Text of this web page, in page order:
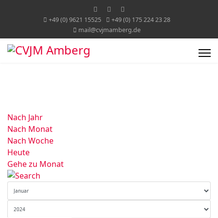
+49 (0) 9621 15525
+49 (0) 175 224 23 28
mail@cvjmamberg.de
Nach Jahr
Nach Monat
Nach Woche
Heute
Gehe zu Monat